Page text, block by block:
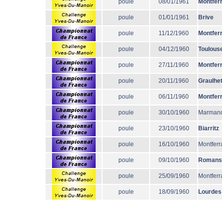
poule 08/01/1961
poule 01/01/1961 Brive
poule 11/12/1960
poule 04/12/1960
poule 27/11/1960
poule 20/11/1960 Graulhet
poule 06/11/1960
poule 30/10/1960
poule 23/10/1960 Biarritz
poule 16/10/1960
poule 09/10/1960 Romans
poule 25/09/1960
poule 18/09/1960 Lourdes